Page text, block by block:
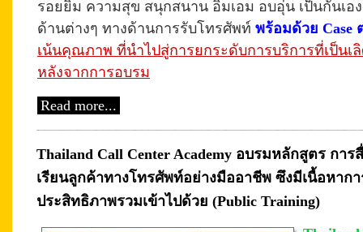
รอยยิ้ม ความสุข สนุกสนาน อิ่มเอม อบอุ่น เป็นกันเอ
ด้านต่างๆ ทางด้านการรับโทรศัพท์ พร้อมด้วย Case
เน้นคุณภาพ ที่นำไปสู่การยกระดับการบริการที่เป็นเ
หลังจากการอบรม
Read more...
Thailand Call Center Academy อบรมหลักสูตร การ
เรียนลูกค้าทางโทรศัพท์อย่างมืออาชีพ ซึงมีเนื้อหาก
ประสิทธิภาพรวมเข้าไปด้วย (Public Training)